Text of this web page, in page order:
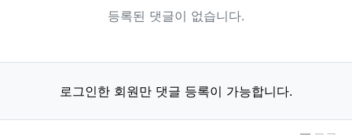
등록된 댓글이 없습니다.
로그인한 회원만 댓글 등록이 가능합니다.